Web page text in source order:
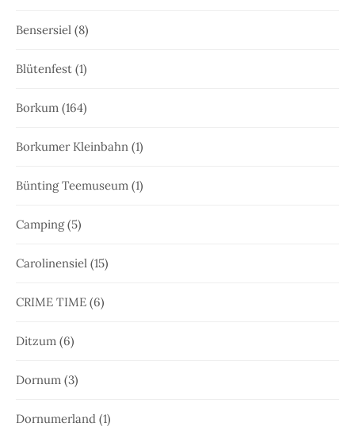
Bensersiel (8)
Blütenfest (1)
Borkum (164)
Borkumer Kleinbahn (1)
Bünting Teemuseum (1)
Camping(5)
Carolinensiel (15)
CRIME TIME (6)
Ditzum (6)
Dornum (3)
Dornumerland (1)